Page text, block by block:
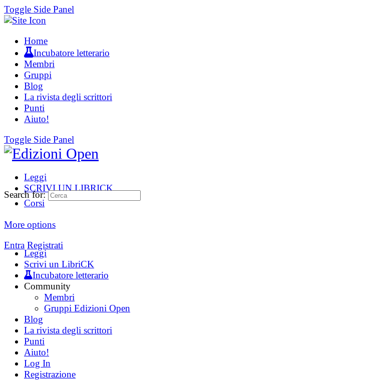
Toggle Side Panel
Home
Incubatore letterario
Membri
Gruppi
Blog
La rivista degli scrittori
Punti
Aiuto!
Toggle Side Panel
Leggi
SCRIVI UN LIBRICK
Corsi
More options
Entra Registrati
Search for:
Leggi
Scrivi un LibriCK
Incubatore letterario
Community
Membri
Gruppi Edizioni Open
Blog
La rivista degli scrittori
Punti
Aiuto!
Log In
Registrazione